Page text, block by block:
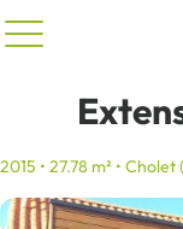
2015 • 27.78 m² • Cholet